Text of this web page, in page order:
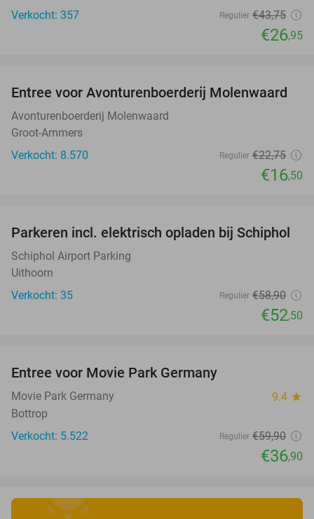
Verkocht: 357
Regulier €43,75
€26,95
27%
Entree voor Avonturenboerderij Molenwaard
Avonturenboerderij Molenwaard
Groot-Ammers
Verkocht: 8.570
Regulier €22,75
€16,50
11%
Parkeren incl. elektrisch opladen bij Schiphol
Schiphol Airport Parking
Uithoorn
Verkocht: 35
Regulier €58,90
€52,50
Entree voor Movie Park Germany
Movie Park Germany 9.4 star
Bottrop
Verkocht: 5.522
Regulier €59,90
€36,90